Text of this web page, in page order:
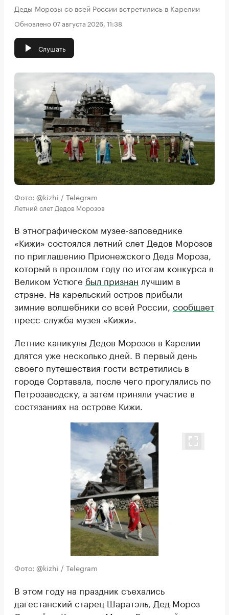
Деды Морозы со всей России встретились в Карелии
Обновлено 07 августа 2026, 11:38
Слушать
Фото: @kizhi / Telegram
Летний слет Дедов Морозов
В этнографическом музее-заповеднике
«Кижи» состоялся летний слет Дедов Морозов
по приглашению Прионежского Деда Мороза,
который в прошлом году по итогам конкурса в
Великом Устюге был признан лучшим в
стране. На карельский остров прибыли
зимние волшебники со всей России, сообщает
пресс-служба музея «Кижи».
Летние каникулы Дедов Морозов в Карелии
длятся уже несколько дней. В первый день
своего путешествия гости встретились в
городе Сортавала, после чего прогулялись по
Петрозаводску, а затем приняли участие в
состязаниях на острове Кижи.
Фото: @kizhi / Telegram
В этом году на праздник съехались
дагестанский старец Шаратэль, Дед Мороз